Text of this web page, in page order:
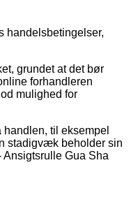
handelsbetingelser,
grundet at det bør
forhandleren
mulighed for
til eksempel
stadigvæk beholder sin
Gua Sha